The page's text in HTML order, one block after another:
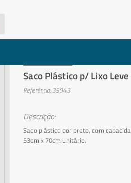
Saco Plástico p/ Lixo
Referência: 39043
Descrição:
Saco plástico cor preto, com
53cm x 70cm unitário.